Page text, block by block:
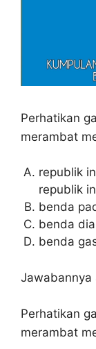
Perhatikan
merambat
republik
republik
benda
benda
benda
Perhatikan
merambat